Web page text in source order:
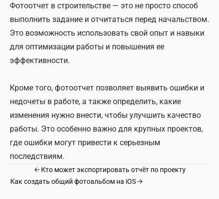
Фотоотчет в строительстве — это не просто способ
выполнить задание и отчитаться перед начальством.
Это возможность использовать свой опыт и навыки
для оптимизации работы и повышения ее
эффективности.
Кроме того, фотоотчет позволяет выявить ошибки и
недочеты в работе, а также определить, какие
изменения нужно внести, чтобы улучшить качество
работы. Это особенно важно для крупных проектов,
где ошибки могут привести к серьезным
последствиям.
Кто может экспортировать отчёт по проекту
Как создать общий фотоальбом на iOS